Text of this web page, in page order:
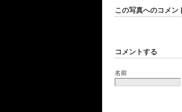
この写真へのコメン
コメントする
名前